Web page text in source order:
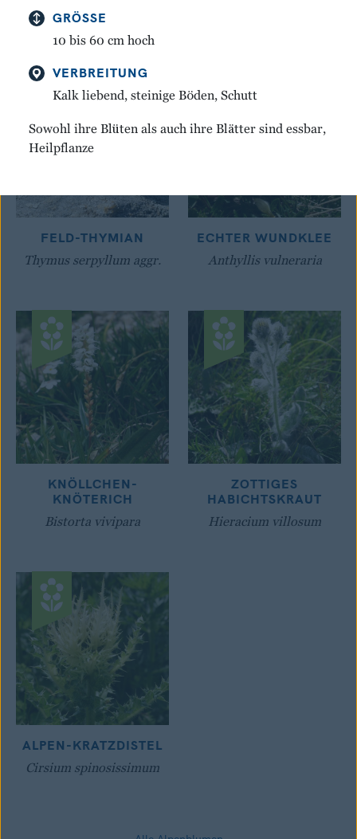
Gentiana lutea
FELD-THYMIAN
Thymus serpyllum aggr.
ECHTER WUNDKLEE
Anthyllis vulneraria
KNÖLLCHEN-
KNÖTERICH
Bistorta vivipara
ZOTTIGES
HABICHTSKRAUT
Hieracium villosum
ALPEN-KRATZDISTEL
Cirsium spinosissimum
GRÖSSE
10 bis 60 cm hoch
VERBREITUNG
Kalk liebend, steinige Böden, Schutt
Sowohl ihre Blüten als auch ihre Blätter sind essbar,
Heilpflanze